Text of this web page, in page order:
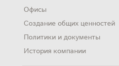
Офисы
Создание общих ценностей
Политики и документы
История компании